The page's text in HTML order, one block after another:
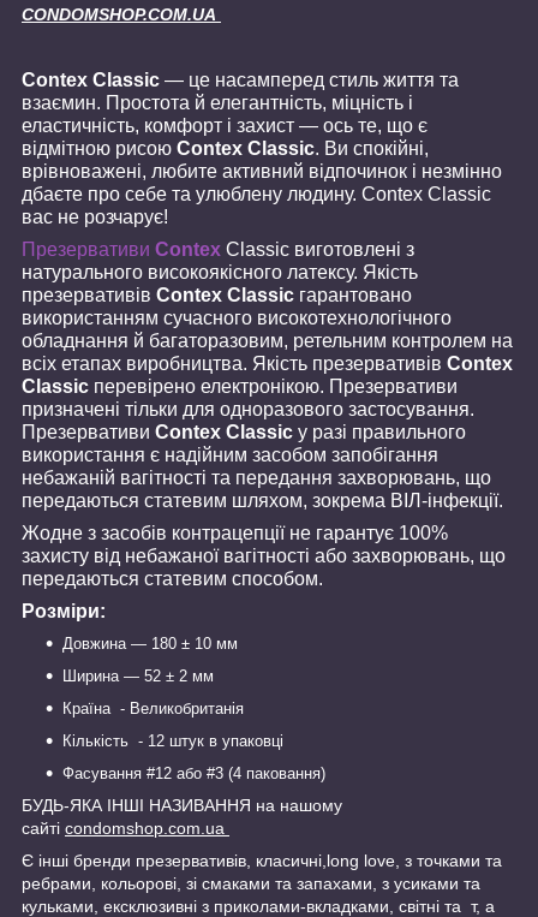
CONDOMSHOP.COM.UA
Contex Classic — це насамперед стиль життя та
взаємин. Простота й елегантність, міцність і
еластичність, комфорт і захист — ось те, що є
відмітною рисою Contex Classic. Ви спокійні,
врівноважені, любите активний відпочинок і незмінно
дбаєте про себе та улюблену людину. Contex Classic
вас не розчарує!
Презервативи Contex Classic виготовлені з
натурального високоякісного латексу. Якість
презервативів Contex Classic гарантовано
використанням сучасного високотехнологічного
обладнання й багаторазовим, ретельним контролем на
всіх етапах виробництва. Якість презервативів Contex
Classic перевірено електронікою. Презервативи
призначені тільки для одноразового застосування.
Презервативи Contex Classic у разі правильного
використання є надійним засобом запобігання
небажаній вагітності та передання захворювань, що
передаються статевим шляхом, зокрема ВІЛ-інфекції.
Жодне з засобів контрацепції не гарантує 100%
захисту від небажаної вагітності або захворювань, що
передаються статевим способом.
Розміри:
Довжина — 180 ± 10 мм
Ширина — 52 ± 2 мм
Країна - Великобританія
Кількість - 12 штук в упаковці
Фасування #12 або #3 (4 паковання)
БУДЬ-ЯКА ІНШІ НАЗИВАННЯ на нашому
сайті condomshop.com.ua
Є інші бренди презервативів, класичні,long love, з точками та
ребрами, кольорові, зі смаками та запахами, з усиками та
кульками, ексклюзивні з приколами-вкладками, світні та т, а